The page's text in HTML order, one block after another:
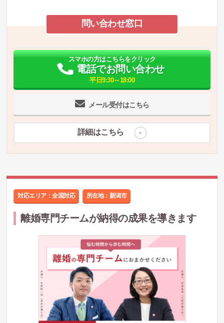
問い合わせ窓口
メール受付はこちら
スマホの方はこちらをクリック
電話でお問い合わせ
平日9:30～18:00
詳細はこちら
対応エリア：全国対応 所在地： 新潟市
離婚専門チームが納得の成果を導きます